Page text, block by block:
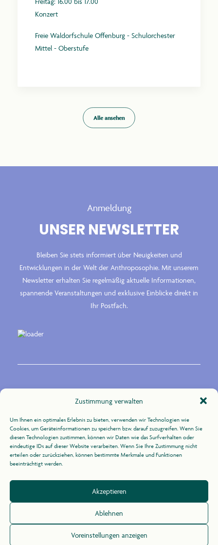
Zustimmung verwalten
Um Ihnen ein optimales Erlebnis zu bieten, verwenden wir Technologien wie
Cookies, um Geräteinformationen zu speichern bzw. darauf zuzugreifen. Wenn Sie
diesen Technologien zustimmen, können wir Daten wie das Surfverhalten oder
eindeutige IDs auf dieser Website verarbeiten. Wenn Sie Ihre Zustimmung nicht
erteilen oder zurückziehen, können bestimmte Merkmale und Funktionen
beeinträchtigt werden.
Akzeptieren
Ablehnen
Voreinstellungen anzeigen
Konzert
Freie Waldorfschule Offenburg - Schulorchester
Mittel - Oberstufe
Alle ansehen
Anmeldung
UNSER NEWSLETTER
Bleiben Sie stets informiert über Neuigkeiten und
Entwicklungen in der Welt der Anthroposophie. Mit unserem
Newsletter erhalten Sie regelmäßig aktuelle Informationen,
spannende Veranstaltungen und exklusive Einblicke direkt in
Ihr Postfach.
Zur Uhlandshöhe 10
70188 Stuttgart
+49 (0)711 / 164 31 -21